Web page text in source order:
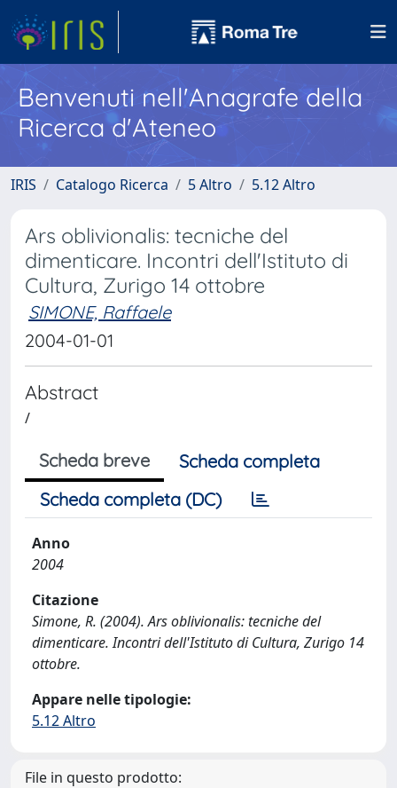
Benvenuti nell'Anagrafe della
Ricerca d'Ateneo
IRIS Catalogo Ricerca 5 Altro 5.12 Altro
Ars oblivionalis: tecniche del
dimenticare. Incontri dell'Istituto di
Cultura, Zurigo 14 ottobre
SIMONE, Raffaele
2004-01-01
Abstract
/
Scheda breve
Scheda completa
Scheda completa (DC)
Anno
2004
Citazione
Simone, R. (2004). Ars oblivionalis: tecniche del
dimenticare. Incontri dell'Istituto di Cultura, Zurigo 14
ottobre.
Appare nelle tipologie:
5.12 Altro
File in questo prodotto: